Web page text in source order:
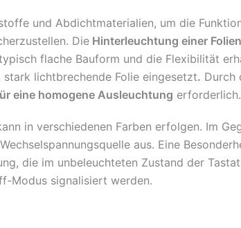
und Abdichtmaterialien, um die
Die Hinterleuchtung einer
flache Bauform und die Flexibilität
stark lichtbrechende Folie eingesetzt. Durch
eine homogene Ausleuchtung erforderlich.
in verschiedenen Farben erfolgen. Im
aus. Eine
die im unbeleuchteten Zustand der
Modus signalisiert werden.